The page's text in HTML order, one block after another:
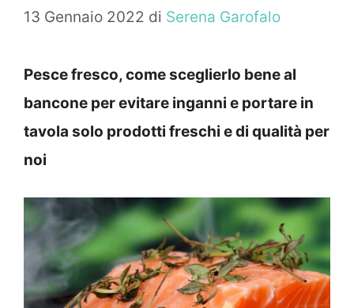
13 Gennaio 2022 di Serena Garofalo
Pesce fresco, come sceglierlo bene al
bancone per evitare inganni e portare in
tavola solo prodotti freschi e di qualità per
noi